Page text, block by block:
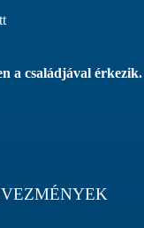
a családjával érkezik.